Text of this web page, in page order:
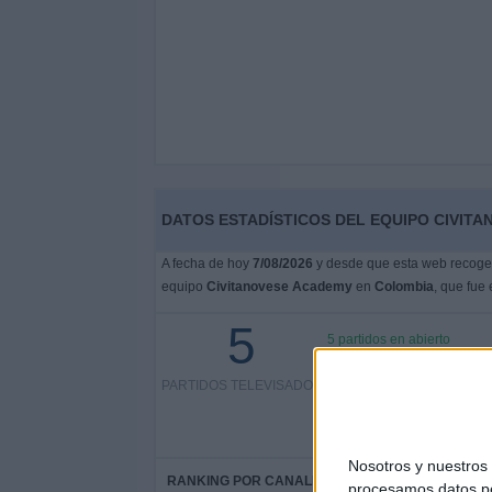
Nosotros y nuestros
DATOS ESTADÍSTICOS DEL EQUIPO
A fecha de hoy 7/08/2026 y desde que esta web
equipo Civitanovese Academyen Colombia, que fue
5
PARTIDOS TELEVISADOS
5 partidos en abierto
RANKING POR CANALES